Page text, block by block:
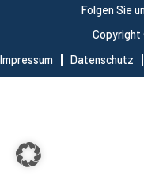
Copyright
Impressum
Datenschutz
Folgen Sie